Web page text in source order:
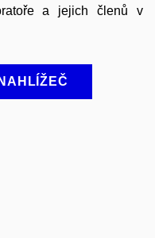
a jejich členů v